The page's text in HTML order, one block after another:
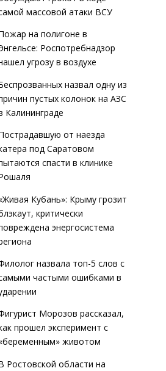
массовой атаки ВСУ
на полигоне в
Роспотребнадзор
угрозу в воздухе
назвал одну из
пустых колонок на АЗС
Калининграде
от наезда
под Саратовом
спасти в клинике
Кубань»: Крыму грозит
критически
энергосистема
назвала топ-5 слов с
частыми ошибками в
Морозов рассказал,
прошел эксперимент с
животом
Ростовской области на